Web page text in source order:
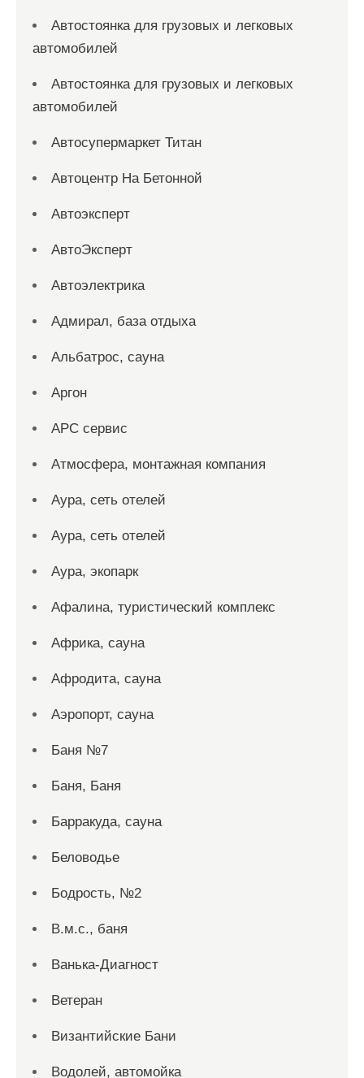
Автостоянка для грузовых и легковых
автомобилей
Автостоянка для грузовых и легковых
автомобилей
Автосупермаркет Титан
Автоцентр На Бетонной
Автоэксперт
АвтоЭксперт
Автоэлектрика
Адмирал, база отдыха
Альбатрос, сауна
Аргон
АРС сервис
Атмосфера, монтажная компания
Аура, сеть отелей
Аура, сеть отелей
Аура, экопарк
Афалина, туристический комплекс
Африка, сауна
Афродита, сауна
Аэропорт, сауна
Баня №7
Баня, Баня
Барракуда, сауна
Беловодье
Бодрость, №2
В.м.с., баня
Ванька-Диагност
Ветеран
Византийские Бани
Водолей, автомойка